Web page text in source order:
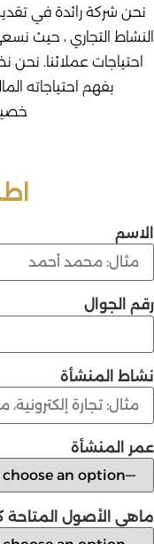
نحن شركة رائدة في
النشاط التجاري ، حيث
احتياجات عملائنا.
بفهم احتياجاته
الاسم
رقم الجوال
نشاط المنشأة
عمر المنشأة
ماهي الأصول